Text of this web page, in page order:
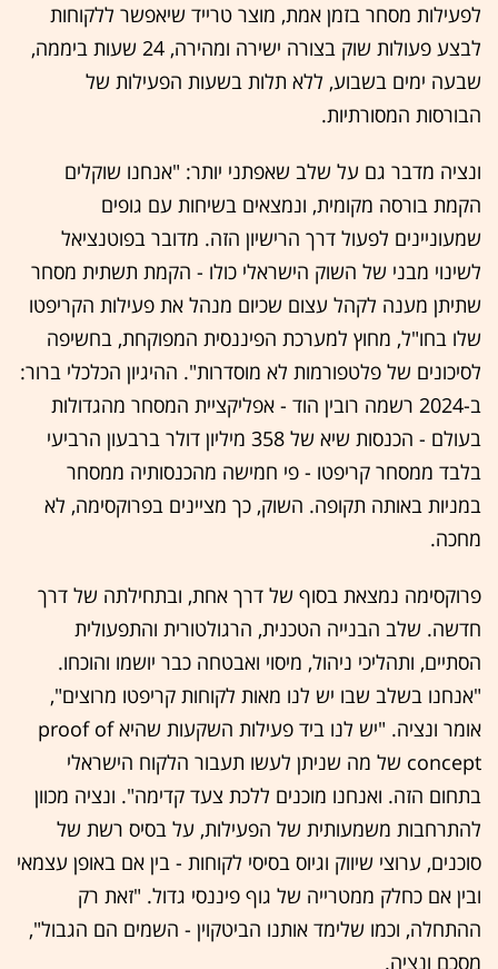
לפעילות מסחר בזמן אמת, מוצר טרייד שיאפשר ללקוחות
לבצע פעולות שוק בצורה ישירה ומהירה, 24 שעות ביממה,
שבעה ימים בשבוע, ללא תלות בשעות הפעילות של
הבורסות המסורתיות.
ונציה מדבר גם על שלב שאפתני יותר: "אנחנו שוקלים
הקמת בורסה מקומית, ונמצאים בשיחות עם גופים
שמעוניינים לפעול דרך הרישיון הזה. מדובר בפוטנציאל
לשינוי מבני של השוק הישראלי כולו - הקמת תשתית מסחר
שתיתן מענה לקהל עצום שכיום מנהל את פעילות הקריפטו
שלו בחו"ל, מחוץ למערכת הפיננסית המפוקחת, בחשיפה
לסיכונים של פלטפורמות לא מוסדרות". ההיגיון הכלכלי ברור:
ב-2024 רשמה רובין הוד - אפליקציית המסחר מהגדולות
בעולם - הכנסות שיא של 358 מיליון דולר ברבעון הרביעי
בלבד ממסחר קריפטו - פי חמישה מהכנסותיה ממסחר
במניות באותה תקופה. השוק, כך מציינים בפרוקסימה, לא
מחכה.
פרוקסימה נמצאת בסוף של דרך אחת, ובתחילתה של דרך
חדשה. שלב הבנייה הטכנית, הרגולטורית והתפעולית
הסתיים, ותהליכי ניהול, מיסוי ואבטחה כבר יושמו והוכחו.
"אנחנו בשלב שבו יש לנו מאות לקוחות קריפטו מרוצים",
אומר ונציה. "יש לנו ביד פעילות השקעות שהיא proof of
concept של מה שניתן לעשו תעבור הלקוח הישראלי
בתחום הזה. ואנחנו מוכנים ללכת צעד קדימה". ונציה מכוון
להתרחבות משמעותית של הפעילות, על בסיס רשת של
סוכנים, ערוצי שיווק וגיוס בסיסי לקוחות - בין אם באופן עצמאי
ובין אם כחלק ממטרייה של גוף פיננסי גדול. "זאת רק
ההתחלה, וכמו שלימד אותנו הביטקוין - השמים הם הגבול",
מסכם ונציה.